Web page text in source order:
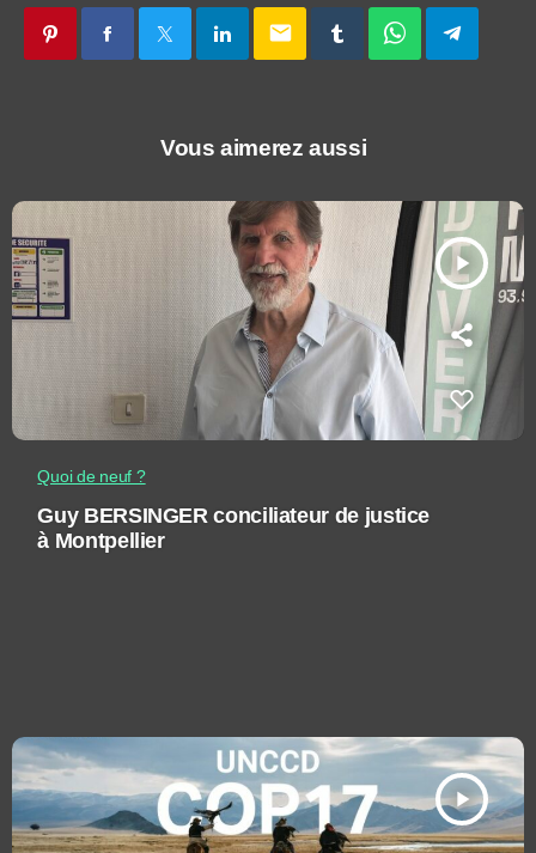
email
Vous aimerez aussi
play_arrow
Quoi de neuf ?
Guy BERSINGER conciliateur de justice
à Montpellier
play_arrow